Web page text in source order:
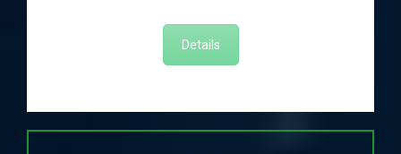
Details